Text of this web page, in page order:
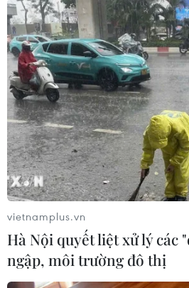
#Đồng Tháp #Trường Sa
#Con người
Đồng Tháp
Theo dõi VietnamPlus
TIN CÙNG CHUYÊN MỤC
vietnamplus.vn
Hà Nội quyết liệt xử lý các
ngập, môi trường đô thị